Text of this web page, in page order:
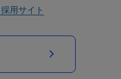
採用サイト